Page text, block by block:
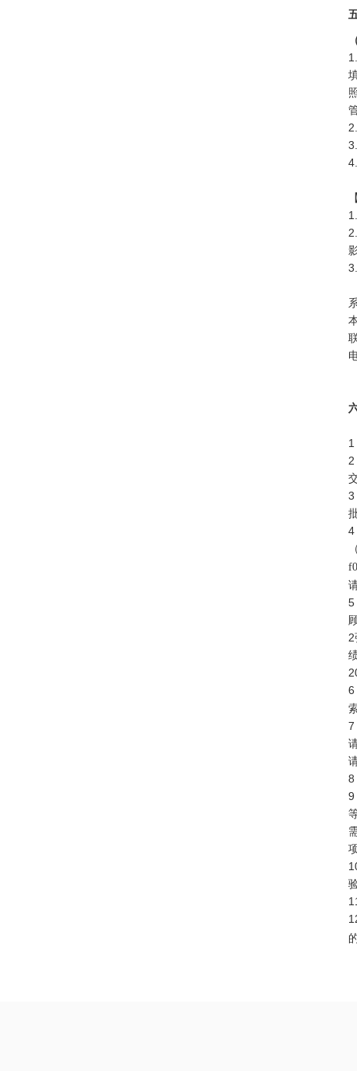
1.
2.
3.
4.
1.
2.
3.
1
2
3
4
（
5
2
6
7
8
9